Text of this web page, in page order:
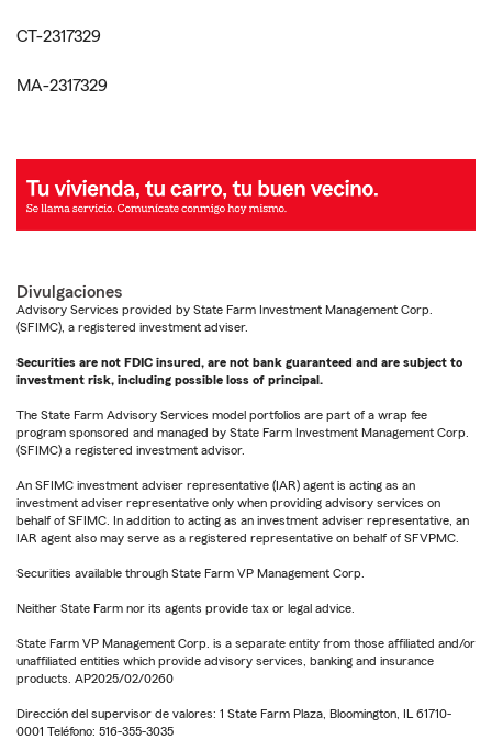
CT-2317329
MA-2317329
Divulgaciones
Advisory Services provided by State Farm Investment Management Corp.
(SFIMC), a registered investment adviser.
Securities are not FDIC insured, are not bank guaranteed and are subject to
investment risk, including possible loss of principal.
The State Farm Advisory Services model portfolios are part of a wrap fee
program sponsored and managed by State Farm Investment Management Corp.
(SFIMC) a registered investment advisor.
An SFIMC investment adviser representative (IAR) agent is acting as an
investment adviser representative only when providing advisory services on
behalf of SFIMC. In addition to acting as an investment adviser representative, an
IAR agent also may serve as a registered representative on behalf of SFVPMC.
Securities available through State Farm VP Management Corp.
Neither State Farm nor its agents provide tax or legal advice.
State Farm VP Management Corp. is a separate entity from those affiliated and/or
unaffiliated entities which provide advisory services, banking and insurance
products. AP2025/02/0260
Dirección del supervisor de valores: 1 State Farm Plaza, Bloomington, IL 61710-
0001 Teléfono: 516-355-3035